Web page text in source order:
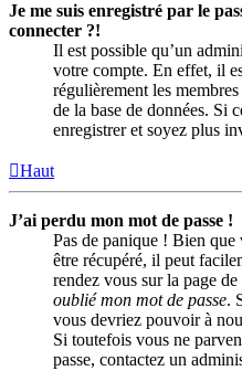
Je me suis enregistré par le
connecter ?!
Il est possible qu’un
votre compte. En effet, il
régulièrement les
de la base de données. Si
enregistrer et soyez plus
Haut
J’ai perdu mon mot de passe !
Pas de panique ! Bien que
être récupéré, il peut
rendez vous sur la page
oublié mon mot de passe.
vous devriez pouvoir à
Si toutefois vous ne
passe, contactez un